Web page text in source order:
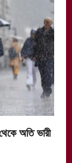
অতি ভারী